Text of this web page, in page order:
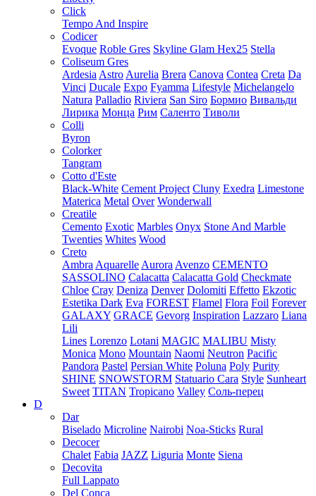
Click
Tempo And Inspire
Codicer
Evoque Roble Gres Skyline Glam Hex25 Stella
Coliseum Gres
Ardesia Astro Aurelia Brera Canova Contea Creta Da
Vinci Ducale Expo Fyamma Lifestyle Michelangelo
Natura Palladio Riviera San Siro Бормио Вивальди
Лирика Монца Рим Саленто Тиволи
Colli
Byron
Colorker
Tangram
Cotto d'Este
Black-White Cement Project Cluny Exedra Limestone
Materica Metal Over Wonderwall
Creatile
Cemento Exotic Marbles Onyx Stone And Marble
Twenties Whites Wood
Creto
Ambra Aquarelle Aurora Avenzo CEMENTO
SASSOLINO Calacatta Calacatta Gold Checkmate
Chloe Cray Deniza Denver Dolomiti Effetto Ekzotic
Estetika Dark Eva FOREST Flamel Flora Foil Forever
GALAXY GRACE Gevorg Inspiration Lazzaro Liana
Lili
Lines Lorenzo Lotani MAGIC MALIBU Misty
Monica Mono Mountain Naomi Neutron Pacific
Pandora Pastel Persian White Poluna Poly Purity
SHINE SNOWSTORM Statuario Cara Style Sunheart
Sweet TITAN Tropicano Valley Соль-перец
D
Dar
Biselado Microline Nairobi Noa-Sticks Rural
Decocer
Chalet Fabia JAZZ Liguria Monte Siena
Decovita
Full Lappato
Del Conca